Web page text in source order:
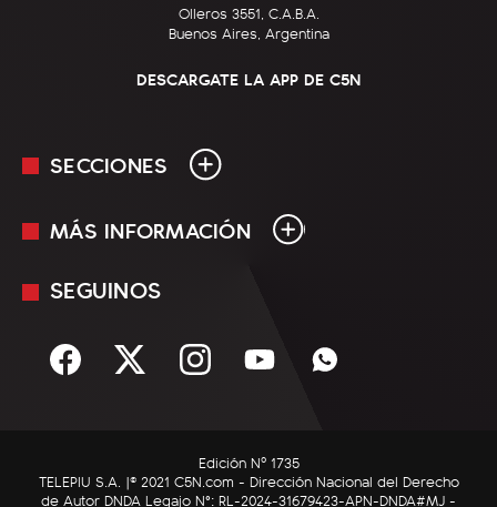
Olleros 3551, C.A.B.A.
Buenos Aires, Argentina
DESCARGATE LA APP DE C5N
SECCIONES
En Vivo
Sociedad
C5N Autos
MÁS INFORMACIÓN
Mediakit
Términos y condiciones
SEGUINOS
Edición Nº 1735
TELEPIU S.A. |© 2021 C5N.com - Dirección Nacional del Derecho
de Autor DNDA Legajo N°: RL-2024-31679423-APN-DNDA#MJ -